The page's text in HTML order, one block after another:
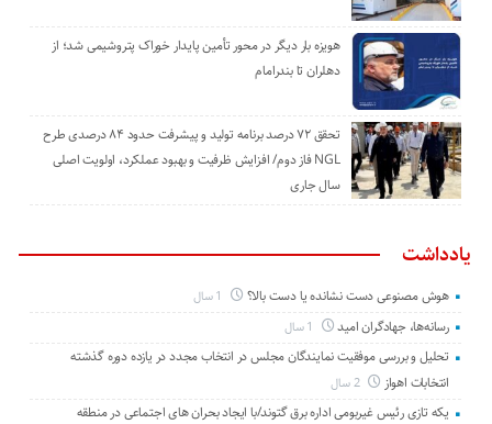
هویزه بار دیگر در محور تأمین پایدار خوراک پتروشیمی شد؛ از
دهلران تا بندرامام
تحقق ۷۲ درصد برنامه تولید و پیشرفت حدود ۸۴ درصدی طرح
NGL فاز دوم/ افزایش ظرفیت و بهبود عملکرد، اولویت اصلی
سال جاری
یادداشت
هوش مصنوعی دست نشانده یا دست بالا؟
رسانه‌ها، جهادگران امید
تحلیل و بررسی موفقیت نمایندگان مجلس در انتخاب مجدد در یازده دوره گذشته
انتخابات اهواز
2 سال
یکه تازی رئیس غیربومی اداره برق گتوند/با ایجاد بحران های اجتماعی در منطقه